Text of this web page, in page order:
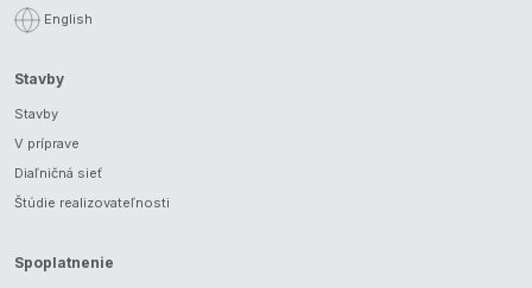
English
Stavby
Stavby
V príprave
Diaľničná sieť
Štúdie realizovateľnosti
Spoplatnenie